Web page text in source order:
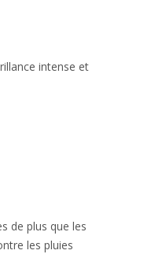
intense et
de plus que les
les pluies